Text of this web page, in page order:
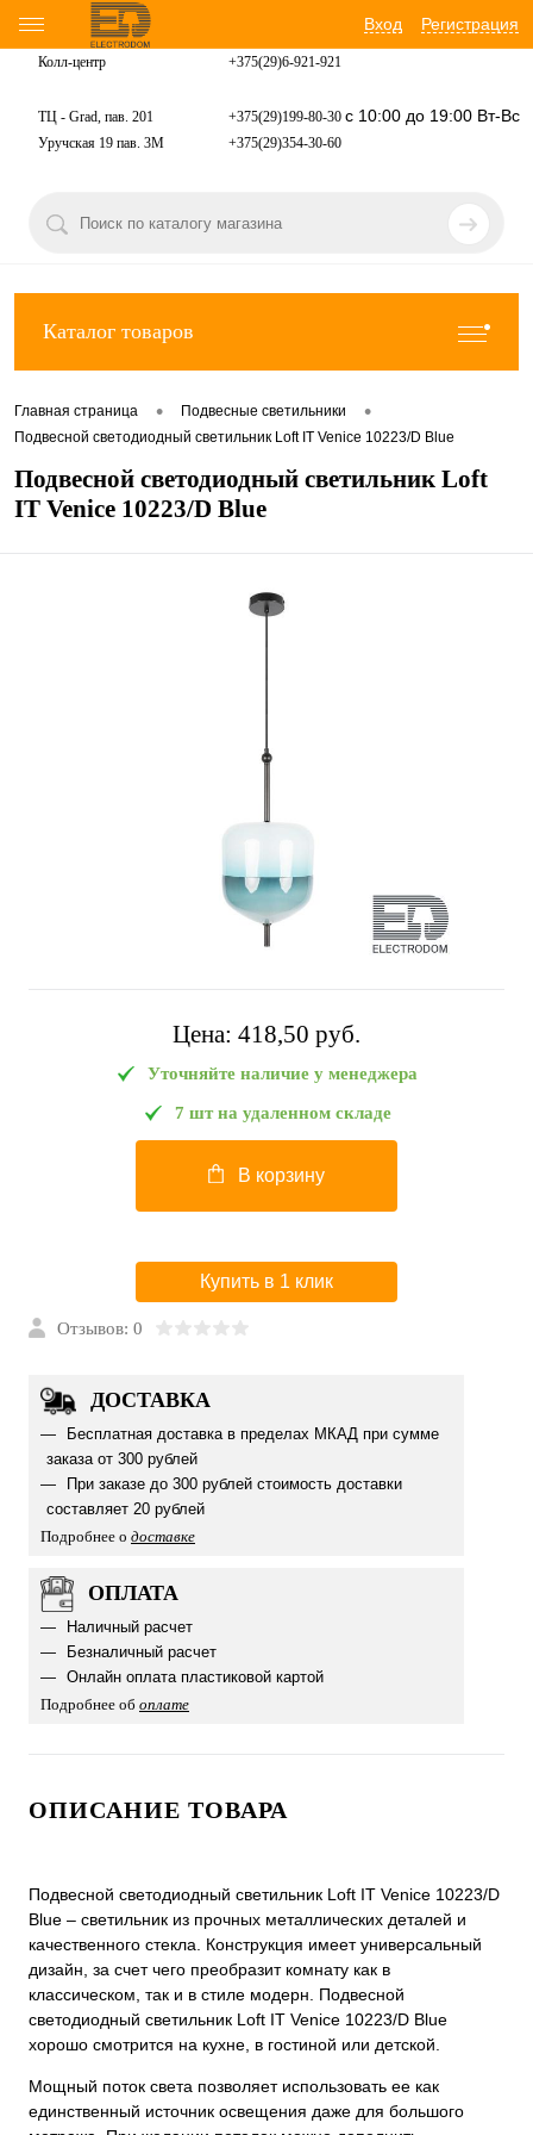
Вход Регистрация
Колл-центр +375(29)6-921-921
ТЦ - Grad, пав. 201 +375(29)199-80-30 с 10:00 до 19:00 Вт-Вс
Уручская 19 пав. 3М +375(29)354-30-60
Каталог товаров
Главная страница • Подвесные светильники •
Подвесной светодиодный светильник Loft IT Venice 10223/D Blue
Подвесной светодиодный светильник Loft
IT Venice 10223/D Blue
Цена: 418,50 pуб.
Уточняйте наличие у менеджера
7 шт на удаленном складе
В корзину
Купить в 1 клик
Отзывов: 0
ДОСТАВКА
Бесплатная доставка в пределах МКАД при сумме
заказа от 300 рублей
При заказе до 300 рублей стоимость доставки
составляет 20 рублей
Подробнее о доставке
ОПЛАТА
Наличный расчет
Безналичный расчет
Онлайн оплата пластиковой картой
Подробнее об оплате
ОПИСАНИЕ ТОВАРА
Подвесной светодиодный светильник Loft IT Venice 10223/D
Blue – светильник из прочных металлических деталей и
качественного стекла. Конструкция имеет универсальный
дизайн, за счет чего преобразит комнату как в
классическом, так и в стиле модерн. Подвесной
светодиодный светильник Loft IT Venice 10223/D Blue
хорошо смотрится на кухне, в гостиной или детской.
Мощный поток света позволяет использовать ее как
единственный источник освещения даже для большого